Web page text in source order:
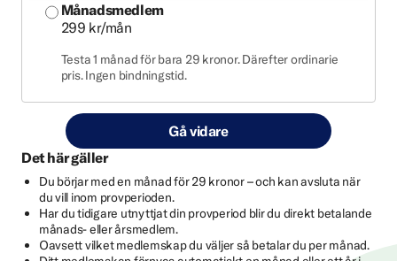
Månadsmedlem
299 kr/mån
Testa 1 månad för bara 29 kronor. Därefter ordinarie
pris. Ingen bindningstid.
Gå vidare
Det här gäller
Du börjar med en månad för 29 kronor – och kan avsluta när
du vill inom provperioden.
Har du tidigare utnyttjat din provperiod blir du direkt betalande
månads- eller årsmedlem.
Oavsett vilket medlemskap du väljer så betalar du per månad.